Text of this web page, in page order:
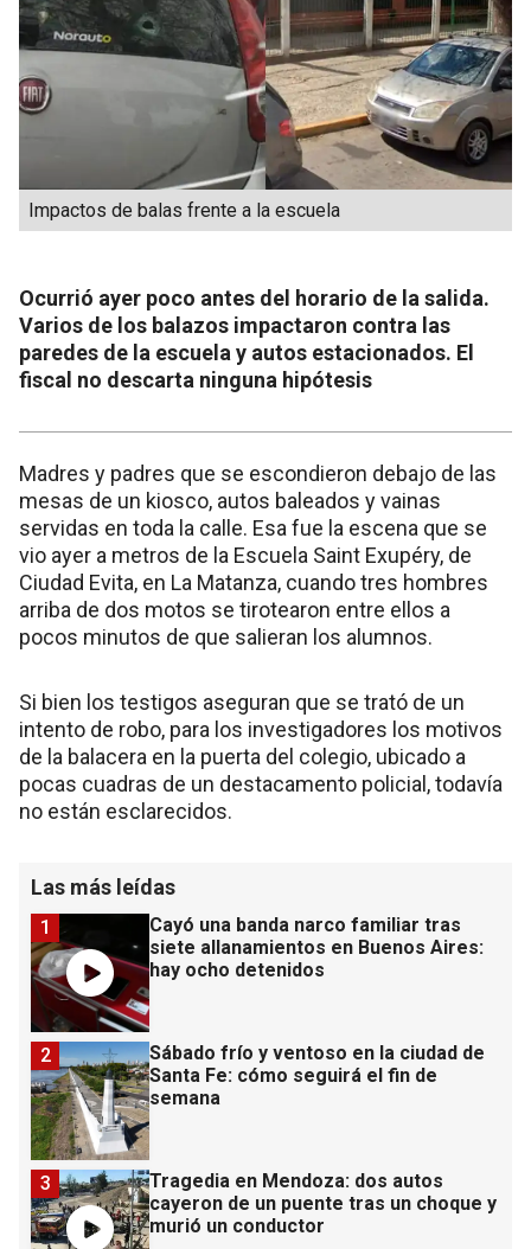
Impactos de balas frente a la escuela
Ocurrió ayer poco antes del horario de la salida.
Varios de los balazos impactaron contra las
paredes de la escuela y autos estacionados. El
fiscal no descarta ninguna hipótesis
Madres y padres que se escondieron debajo de las
mesas de un kiosco, autos baleados y vainas
servidas en toda la calle. Esa fue la escena que se
vio ayer a metros de la Escuela Saint Exupéry, de
Ciudad Evita, en La Matanza, cuando tres hombres
arriba de dos motos se tirotearon entre ellos a
pocos minutos de que salieran los alumnos.
Si bien los testigos aseguran que se trató de un
intento de robo, para los investigadores los motivos
de la balacera en la puerta del colegio, ubicado a
pocas cuadras de un destacamento policial, todavía
no están esclarecidos.
Las más leídas
Cayó una banda narco familiar tras
siete allanamientos en Buenos Aires:
hay ocho detenidos
1
Sábado frío y ventoso en la ciudad de
Santa Fe: cómo seguirá el fin de
semana
2
Tragedia en Mendoza: dos autos
cayeron de un puente tras un choque y
murió un conductor
3